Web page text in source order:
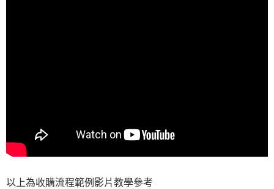
以上為收購流程範例影片教學參考